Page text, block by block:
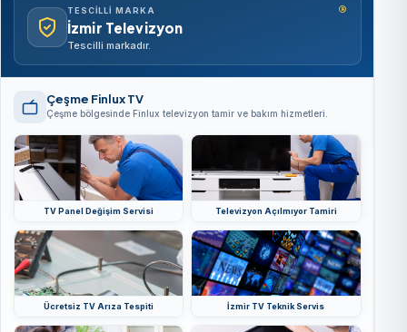
TESCILLI MARKA
İzmir Televizyon
Tescilli markadır.
®
Çeşme Finlux TV
Çeşme bölgesinde Finlux televizyon tamir ve bakım hizmetleri.
TV Panel Değişim Servisi Televizyon Açılmıyor Tamiri
Ücretsiz TV Arıza Tespiti İzmir TV Teknik Servis